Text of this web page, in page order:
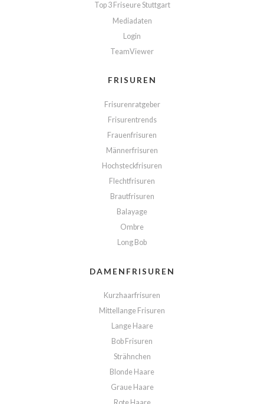
Top 3 Friseure Stuttgart
Mediadaten
Login
TeamViewer
FRISUREN
Frisurenratgeber
Frisurentrends
Frauenfrisuren
Männerfrisuren
Hochsteckfrisuren
Flechtfrisuren
Brautfrisuren
Balayage
Ombre
Long Bob
DAMENFRISUREN
Kurzhaarfrisuren
Mittellange Frisuren
Lange Haare
Bob Frisuren
Strähnchen
Blonde Haare
Graue Haare